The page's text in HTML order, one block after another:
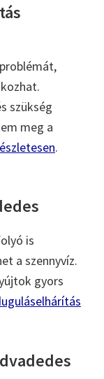
szükség
meg a
.
is
a szennyvíz.
gyors